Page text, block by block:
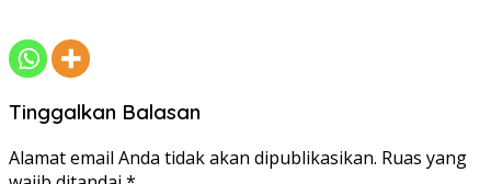
Tinggalkan Balasan
Alamat email Anda tidak akan dipublikasikan. Ruas yang